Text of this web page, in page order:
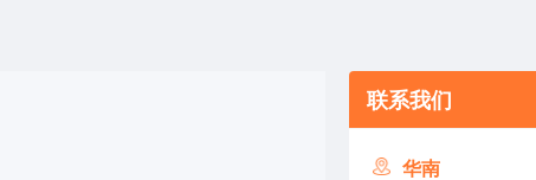
联系我们
华南